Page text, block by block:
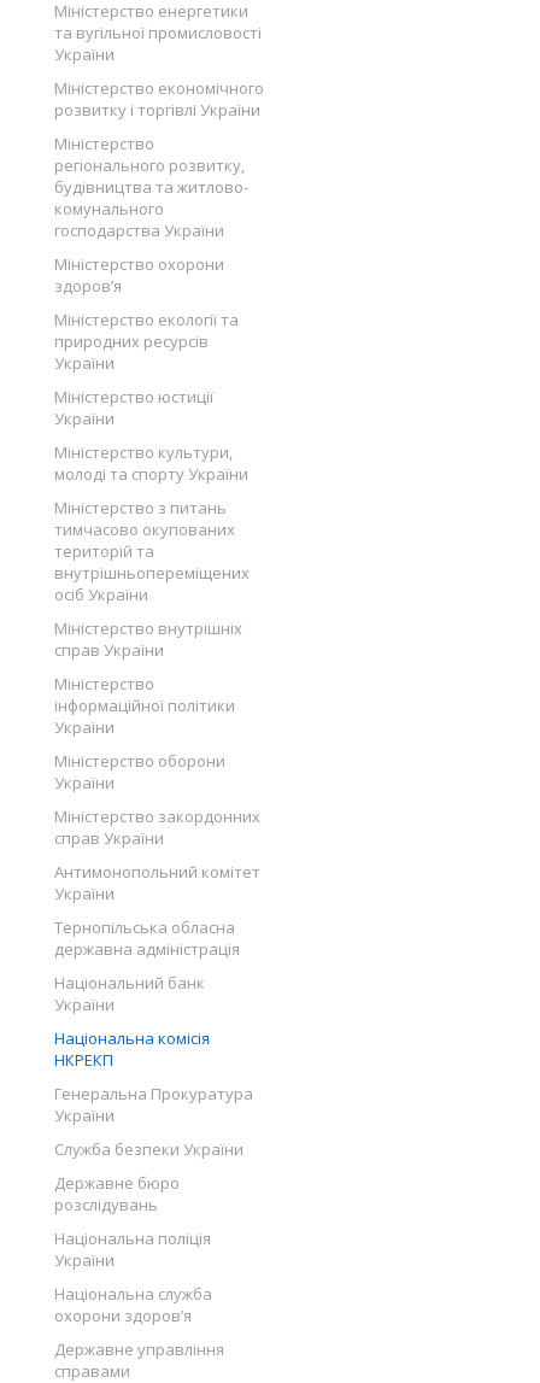
Міністерство енергетики
та вугільної промисловості
України
Міністерство економічного
розвитку і торгівлі України
Міністерство
регіонального розвитку,
будівництва та житлово-
комунального
господарства України
Міністерство охорони
здоров’я
Міністерство екології та
природних ресурсів
України
Міністерство юстиції
України
Міністерство культури,
молоді та спорту України
Міністерство з питань
тимчасово окупованих
територій та
внутрішньопереміщених
осіб України
Міністерство внутрішніх
справ України
Міністерство
інформаційної політики
України
Міністерство оборони
України
Міністерство закордонних
справ України
Антимонопольний комітет
України
Тернопільська обласна
державна адміністрація
Національний банк
України
Національна комісія
НКРЕКП
Генеральна Прокуратура
України
Служба безпеки України
Державне бюро
розслідувань
Національна поліція
України
Національна служба
охорони здоров’я
Державне управління
справами